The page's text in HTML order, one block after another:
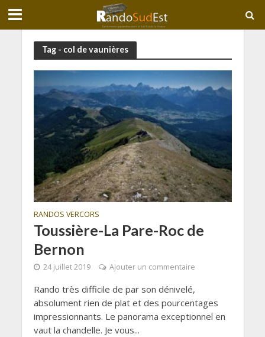
Tag - col de vaunières
RANDOS VERCORS
Toussière-La Pare-Roc de
Bernon
24 juillet 2019 Ajouter un commentaire
Rando très difficile de par son dénivelé,
absolument rien de plat et des pourcentages
impressionnants. Le panorama exceptionnel en
vaut la chandelle. Je vous...